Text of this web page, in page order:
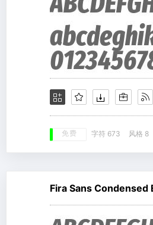
免费 字符 673 风格 8